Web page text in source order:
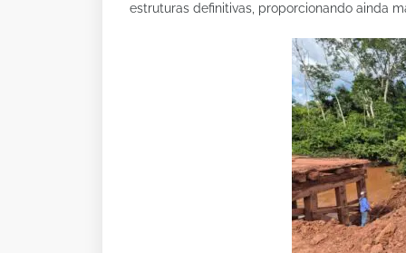
estruturas definitivas, proporcionando ainda